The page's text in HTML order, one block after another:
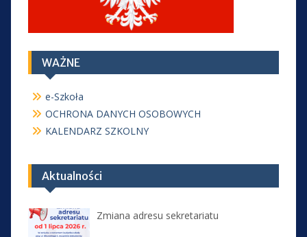
WAŻNE
e-Szkoła
OCHRONA DANYCH OSOBOWYCH
KALENDARZ SZKOLNY
Aktualności
Zmiana adresu sekretariatu